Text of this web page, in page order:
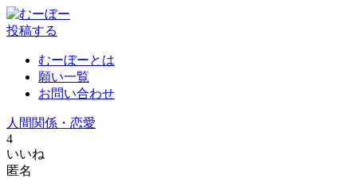
投稿する
むーぼーとは
願い一覧
お問い合わせ
人間関係・恋愛
4
いいね
匿名